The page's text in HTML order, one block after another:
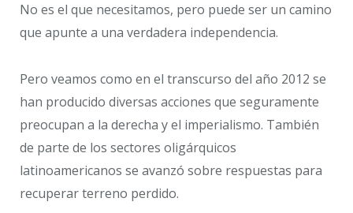
No es el que necesitamos, pero puede ser un camino
que apunte a una verdadera independencia.
Pero veamos como en el transcurso del año 2012 se
han producido diversas acciones que seguramente
preocupan a la derecha y el imperialismo. También
de parte de los sectores oligárquicos
latinoamericanos se avanzó sobre respuestas para
recuperar terreno perdido.